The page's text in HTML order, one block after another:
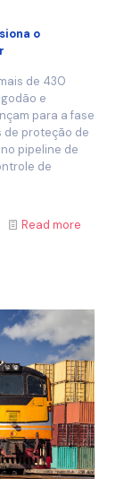
o
de 430
e
para a fase
de proteção de
pipeline de
de
Read more